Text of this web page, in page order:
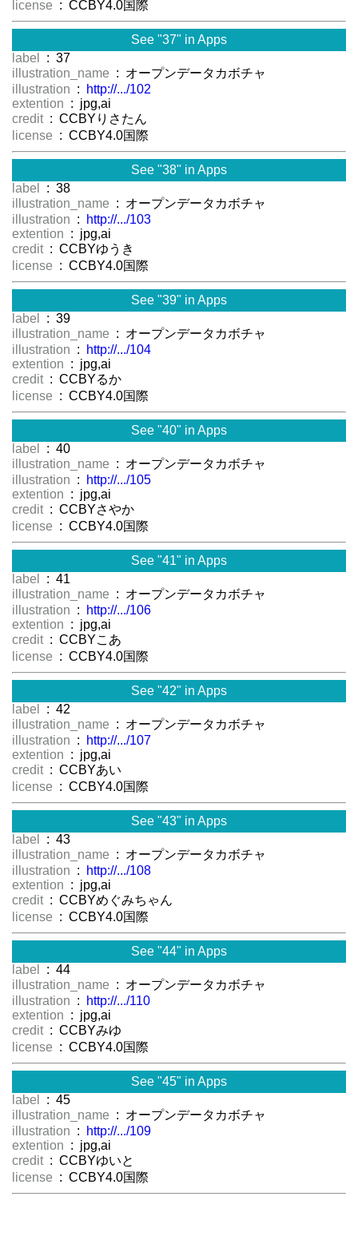
license : CCBY4.0国際
See "37" in Apps
label
: 37
illustration_name : オープンデータカボチャ
illustration :
http://.../102
extention : jpg,ai
credit : CCBYりさたん
license : CCBY4.0国際
See "38" in Apps
label
: 38
illustration_name : オープンデータカボチャ
illustration :
http://.../103
extention : jpg,ai
credit : CCBYゆうき
license : CCBY4.0国際
See "39" in Apps
label
: 39
illustration_name : オープンデータカボチャ
illustration :
http://.../104
extention : jpg,ai
credit : CCBYるか
license : CCBY4.0国際
See "40" in Apps
label
: 40
illustration_name : オープンデータカボチャ
illustration :
http://.../105
extention : jpg,ai
credit : CCBYさやか
license : CCBY4.0国際
See "41" in Apps
label
: 41
illustration_name : オープンデータカボチャ
illustration :
http://.../106
extention : jpg,ai
credit : CCBYこあ
license : CCBY4.0国際
See "42" in Apps
label
: 42
illustration_name : オープンデータカボチャ
illustration :
http://.../107
extention : jpg,ai
credit : CCBYあい
license : CCBY4.0国際
See "43" in Apps
label
: 43
illustration_name : オープンデータカボチャ
illustration :
http://.../108
extention : jpg,ai
credit : CCBYめぐみちゃん
license : CCBY4.0国際
See "44" in Apps
label
: 44
illustration_name : オープンデータカボチャ
illustration :
http://.../110
extention : jpg,ai
credit : CCBYみゆ
license : CCBY4.0国際
See "45" in Apps
label
: 45
illustration_name : オープンデータカボチャ
illustration :
http://.../109
extention : jpg,ai
credit : CCBYゆいと
license : CCBY4.0国際